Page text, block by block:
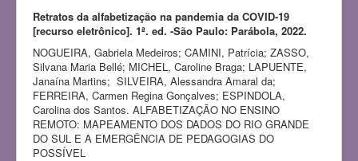
Retratos da alfabetização na pandemia da COVID-19
[recurso eletrônico]. 1ª. ed. -São Paulo: Parábola, 2022.
NOGUEIRA, Gabriela Medeiros; CAMINI, Patrícia; ZASSO,
Silvana Maria Bellé; MICHEL, Caroline Braga; LAPUENTE,
Janaína Martins; SILVEIRA, Alessandra Amaral da;
FERREIRA, Carmen Regina Gonçalves; ESPINDOLA,
Carolina dos Santos. ALFABETIZAÇÃO NO ENSINO
REMOTO: MAPEAMENTO DOS DADOS DO RIO GRANDE
DO SUL E A EMERGÊNCIA DE PEDAGOGIAS DO
POSSÍVEL